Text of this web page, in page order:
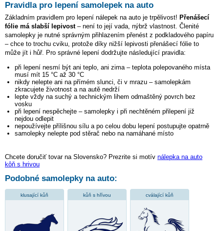
Pravidla pro lepení samolepek na auto
Základním pravidlem pro lepení nálepek na auto je trpělivost! Přenášecí
fólie má slabší lepivost– není to její vada, nýbrž vlastnost. Členité
samolepky je nutné správným přihlazením přenést z podkladového papíru
– chce to trochu cviku, protože díky nižší lepivosti přenášecí fólie to
může jít i hůř. Pro správné lepení dodržujte následující pravidla:
při lepení nesmí být ani teplo, ani zima – teplota polepovaného místa
musí mít 15 °C až 30 °C
nikdy nelepte ani na přímém slunci, či v mrazu – samolepkám
zkracujete životnost a na autě nedrží
lepte vždy na suchý a technickým lihem odmaštěný povrch bez
vosku
při lepení nespěchejte – samolepky i při nechtěném přilepení již
nejdou odlepit
nepoužívejte přílišnou sílu a po celou dobu lepení postupujte opatrně
samolepky nelepte pod stěrač nebo na namáhané místo
Chcete doručiť tovar na Slovensko? Prezrite si motív nálepka na auto
kôň s hrivou
Podobné samolepky na auto:
klusající kůň kůň s hřívou cválající kůň